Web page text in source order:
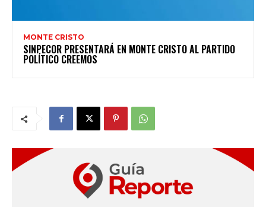
MONTE CRISTO
SINPECOR PRESENTARÁ EN MONTE CRISTO AL PARTIDO
POLÍTICO CREEMOS